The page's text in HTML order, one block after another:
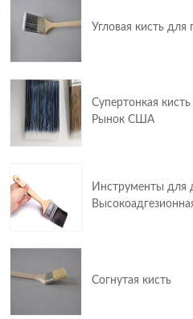
Угловая кисть для
Супертонкая
Рынок США
Инструменты для
Согнутая кисть